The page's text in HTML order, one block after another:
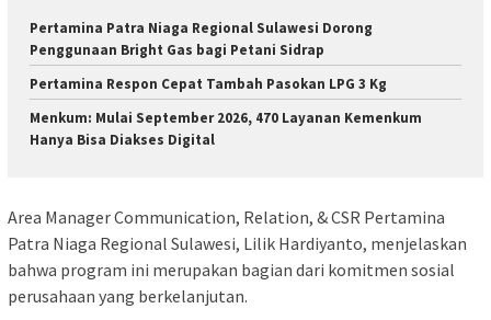
Pertamina Patra Niaga Regional Sulawesi Dorong
Penggunaan Bright Gas bagi Petani Sidrap
Pertamina Respon Cepat Tambah Pasokan LPG 3 Kg
Menkum: Mulai September 2026, 470 Layanan Kemenkum
Hanya Bisa Diakses Digital
Area Manager Communication, Relation, & CSR Pertamina
Patra Niaga Regional Sulawesi, Lilik Hardiyanto, menjelaskan
bahwa program ini merupakan bagian dari komitmen sosial
perusahaan yang berkelanjutan.